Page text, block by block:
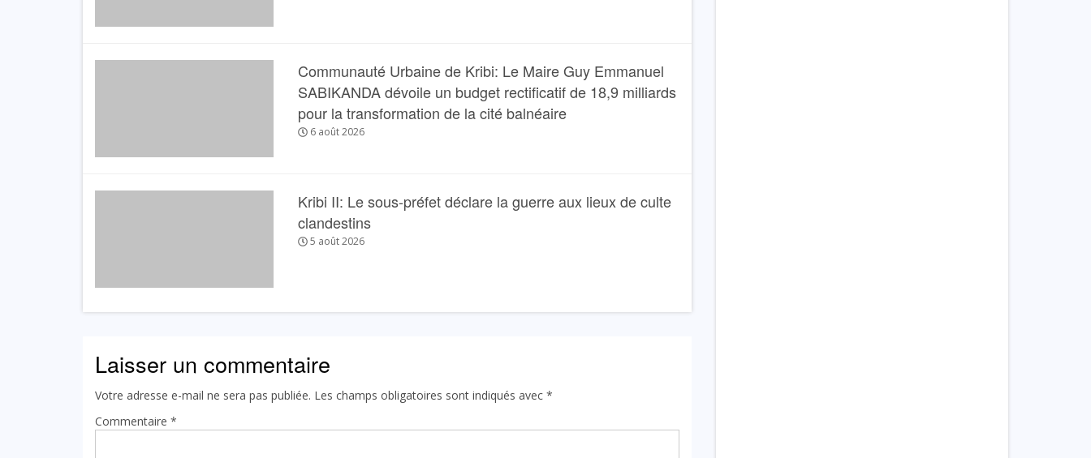
Communauté Urbaine de Kribi: Le Maire Guy Emmanuel
SABIKANDA dévoile un budget rectificatif de 18,9 milliards
pour la transformation de la cité balnéaire
6 août 2026
Kribi II: Le sous-préfet déclare la guerre aux lieux de culte
clandestins
5 août 2026
Laisser un commentaire
Votre adresse e-mail ne sera pas publiée. Les champs obligatoires sont indiqués avec *
Commentaire *